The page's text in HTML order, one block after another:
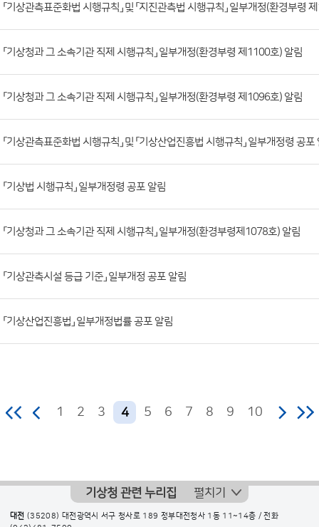
등
록
부
첨
일,
등
록
조
「기상관측표준화법 시행규칙」 및 「지진관측법 시행규칙」 일부개정(환경부령
「기상청과 그 소속기관 직제 시행규칙」 일부개정(환경부령 제1100호) 알림
「기상청과 그 소속기관 직제 시행규칙」 일부개정(환경부령 제1096호) 알림
「기상관측표준화법 시행규칙」 및 「기상산업진흥법 시행규칙」 일부개정령 공포
「기상법 시행규칙」 일부개정령 공포 알림
「기상청과 그 소속기관 직제 시행규칙」 일부개정(환경부령제1078호) 알림
「기상관측시설 등급 기준」 일부개정 공포 알림
「기상산업진흥법」 일부개정법률 공포 알림
1 2 3 4 5 6 7 8 9 10
기상청 관련 누리집 펼치기
대전 (35208) 대전광역시 서구 청사로 189 정부대전청사 1동 11~14층 / 전화